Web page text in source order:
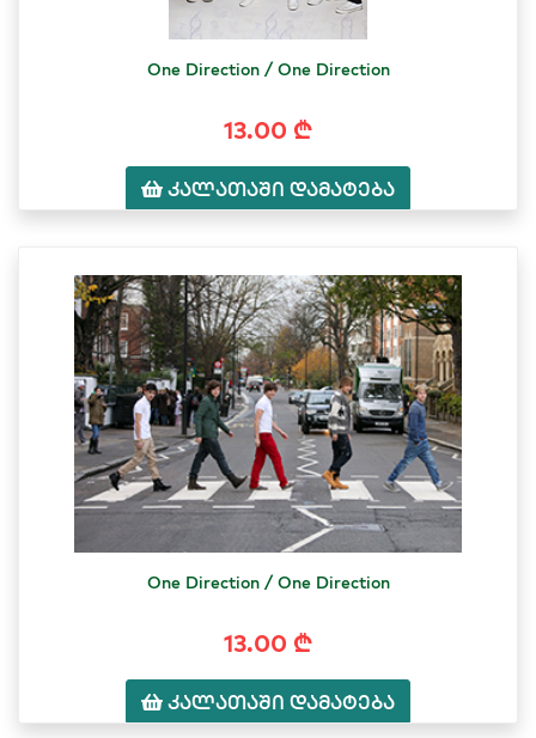
One Direction / One Direction
13.00 ₾
კალათაში დამატება
One Direction / One Direction
13.00 ₾
კალათაში დამატება